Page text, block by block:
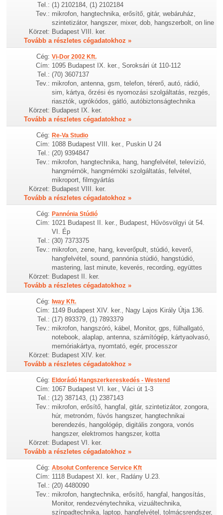
Tel.: (1) 2102184, (1) 2102184
Tev.: mikrofon, hangtechnika, erősítő, gitár, webáruház,
szintetizátor, hangszer, mixer, dob, hangszerbolt, on line
Körzet: Budapest VIII. ker.
Tovább a részletes cégadatokhoz »
Cég: Vi-Dor 2002 Kft.
Cím: 1095 Budapest IX. ker., Soroksári út 110-112
Tel.: (70) 3607137
Tev.: mikrofon, antenna, gsm, telefon, térerő, autó, rádió,
sim, kártya, őrzési és nyomozási szolgáltatás, rezgés,
riasztók, ugrókódos, gátló, autóbiztonságtechnika
Körzet: Budapest IX. ker.
Tovább a részletes cégadatokhoz »
Cég: Re-Va Studio
Cím: 1088 Budapest VIII. ker., Puskin U 24
Tel.: (20) 9394847
Tev.: mikrofon, hangtechnika, hang, hangfelvétel, televízió,
hangmérnök, hangmérnöki szolgáltatás, felvétel,
mikroport, filmgyártás
Körzet: Budapest VIII. ker.
Tovább a részletes cégadatokhoz »
Cég: Pannónia Stúdió
Cím: 1021 Budapest II. ker., Budapest, Hűvösvölgyi út 54.
VI. Ép
Tel.: (30) 7373375
Tev.: mikrofon, zene, hang, keverőpult, stúdió, keverő,
hangfelvétel, sound, pannónia stúdió, hangstúdió,
mastering, last minute, keverés, recording, együttes
Körzet: Budapest II. ker.
Tovább a részletes cégadatokhoz »
Cég: Iway Kft.
Cím: 1149 Budapest XIV. ker., Nagy Lajos Király Útja 136.
Tel.: (17) 893379, (1) 7893379
Tev.: mikrofon, hangszóró, kábel, Monitor, gps, fülhallgató,
notebook, alaplap, antenna, számítógép, kártyaolvasó,
memóriakártya, nyomtató, egér, processzor
Körzet: Budapest XIV. ker.
Tovább a részletes cégadatokhoz »
Cég: Eldorádó Hangszerkereskedés - Westend
Cím: 1067 Budapest VI. ker., Váci út 1-3
Tel.: (12) 387143, (1) 2387143
Tev.: mikrofon, erősítő, hangfal, gitár, szintetizátor, zongora,
húr, metronóm, fúvós hangszer, hangtechnikai
berendezés, hangológép, digitális zongora, vonós
hangszer, elektromos hangszer, kotta
Körzet: Budapest VI. ker.
Tovább a részletes cégadatokhoz »
Cég: Absolut Conference Service Kft
Cím: 1118 Budapest XI. ker., Radány U.23.
Tel.: (20) 4480090
Tev.: mikrofon, hangtechnika, erősítő, hangfal, hangosítás,
Monitor, rendezvénytechnika, vizuáltechnika,
színpadtechnika, laptop, hangfelvétel, tolmácsrendszer,